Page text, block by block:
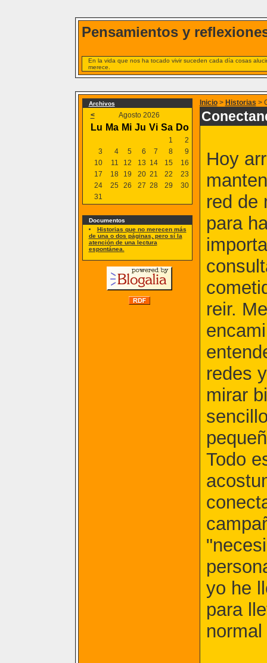
Pensamientos y
En la vida que nos ha tocado vivir suceden cada día cosas
merece.
Archivos
< Agosto 2026
Lu Ma Mi Ju Vi Sa Do
1
2
3
4 5 6 7 8
9
10
11 12 13 14 15
16
17
18 19 20 21 22
23
24
25 26 27 28 29
30
31
Documentos
Historias que no merecen más
de una o dos páginas, pero sí la
atención de una lectura
espontánea.
Inicio> Historias >
Hoy
red de
para
reir.
redes
mirar
Todo
yo he
para